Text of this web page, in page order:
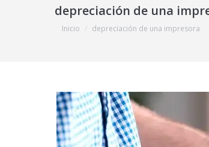
depreciación de una
Estás aquí:
Inicio depreciación de una impresora